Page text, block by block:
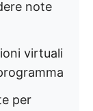
note
virtuali
per